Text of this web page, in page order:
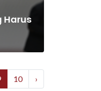
Harus
10 ›